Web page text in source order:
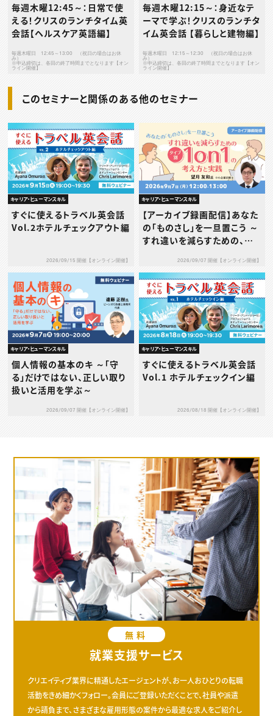
毎週木曜12:45～：日常で使
える！クリスのランチタイム英
会話【ヘルスケア英語編】
毎週木曜日 12:45～13:00 （祝日の場合はお休
み）
※申込締切は、各回の終了時間までとなります【オン
ライン開催】
毎週木曜12:15～：身近なテ
ーマで学ぶ！クリスのランチタ
イム英会話 【暮らしと建物編】
毎週木曜日 12:15～12:30 （祝日の場合はお休
み）
※申込締切は、各回の終了時間までとなります【オン
ライン開催】
このセミナーと関係のある他のセミナー
キャリア・ヒューマンスキル
すぐに使えるトラベル英会話
Vol.2ホテルチェックアウト編
2026/09/15 開催【オンライン開催】
キャリア・ヒューマンスキル
【アーカイブ録画配信】あなた
の「ものさし」を一旦置こう ～
すれ違いを減らすための、タ
2026/09/07 開催【オンライン開催】
キャリア・ヒューマンスキル
個人情報の基本のキ ～「守
る」だけではない、正しい取り
扱いと活用を学ぶ～
2026/09/07 開催【オンライン開催】
キャリア・ヒューマンスキル
すぐに使えるトラベル英会話
Vol.1 ホテルチェックイン編
2026/08/18 開催【オンライン開催】
無料
就業支援サービス
クリエイティブ業界に精通したエージェントが、お一人おひとりの転職
活動をきめ細かくフォロー。会員にご登録いただくことで、社員や派遣
から請負まで、さまざまな雇用形態の案件から最適な求人をご紹介し